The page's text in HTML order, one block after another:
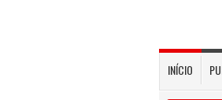
INÍCIO